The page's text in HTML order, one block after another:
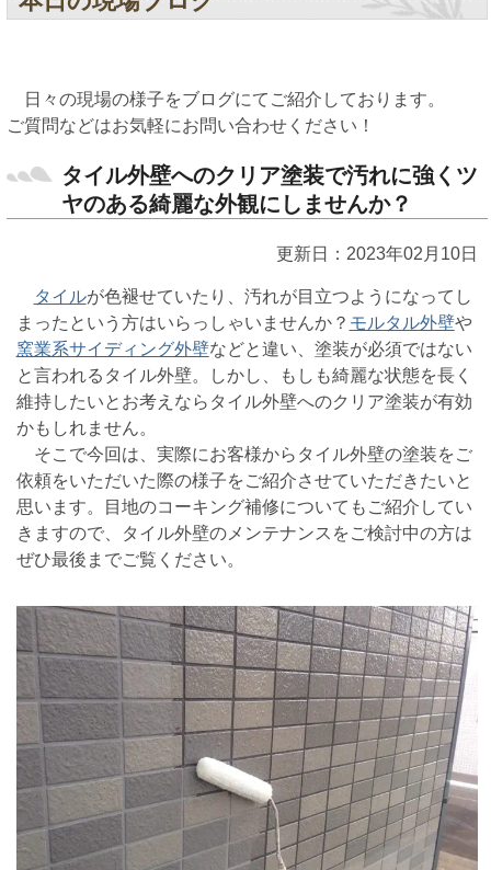
日々の現場の様子をブログにてご紹介しております。
ご質問などはお気軽にお問い合わせください！
タイル外壁へのクリア塗装で汚れに強くツ
ヤのある綺麗な外観にしませんか？
更新日：2023年02月10日
タイルが色褪せていたり、汚れが目立つようになってし
まったという方はいらっしゃいませんか？ モルタル外壁や
窯業系サイディング外壁などと違い、塗装が必須ではない
と言われるタイル外壁。しかし、もしも綺麗な状態を長く
維持したいとお考えならタイル外壁へのクリア塗装が有効
かもしれません。
そこで今回は、実際にお客様からタイル外壁の塗装をご
依頼をいただいた際の様子をご紹介させていただきたいと
思います。目地のコーキング補修についてもご紹介してい
きますので、タイル外壁のメンテナンスをご検討中の方は
ぜひ最後までご覧ください。